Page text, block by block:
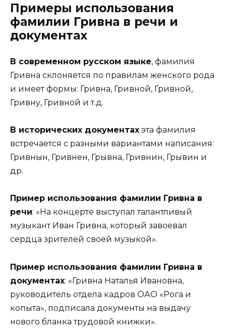
Примеры использования
фамилии Гривна в речи и
документах
В современном русском языке, фамилия
Гривна склоняется по правилам женского рода
и имеет формы: Гривна, Гривной, Гривной,
Гривну, Гривной и т.д.
В исторических документах эта фамилия
встречается с разными вариантами написания:
Гривнын, Гривнен, Грывна, Гривнин, Грывин и
др.
Пример использования фамилии Гривна в
речи: «На концерте выступал талантливый
музыкант Иван Гривна, который завоевал
сердца зрителей своей музыкой».
Пример использования фамилии Гривна в
документах: «Гривна Наталья Ивановна,
руководитель отдела кадров ОАО «Рога и
копыта», подписала документы на выдачу
нового бланка трудовой книжки».